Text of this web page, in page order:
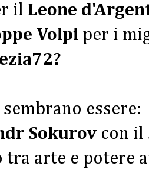
il Leone
Volpi per i
essere:
Sokurov con il
tra arte e potere